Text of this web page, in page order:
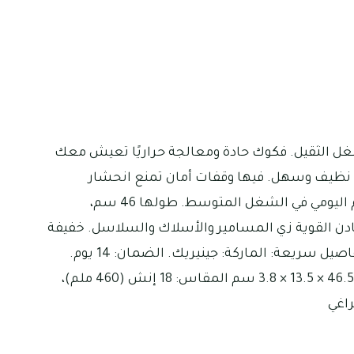
الثقيل. فكوك حادة ومعالجة حراريًا تعيش معك
وسهل. فيها وقفات أمان تمنع انحشار
أصابعك أثناء الاستخدام. مناسبة للاستخدام اليومي في الشغل المتوسط. طولها 46 سم،
القوية زي المسامير والأسلاك والسلاسل. خفيفة
على اليد مقارنة بحجمه وسهل الاستخدام. تفاصيل سريعة: الماركة: جينيريك. الضمان: 14 يوم.
وكيل الضمان: دوزن. الوزن: 1.56 كجم الأبعاد: 46.5 × 13.5 × 3.8 سم المقاس: 18 إنش (460 ملم)،